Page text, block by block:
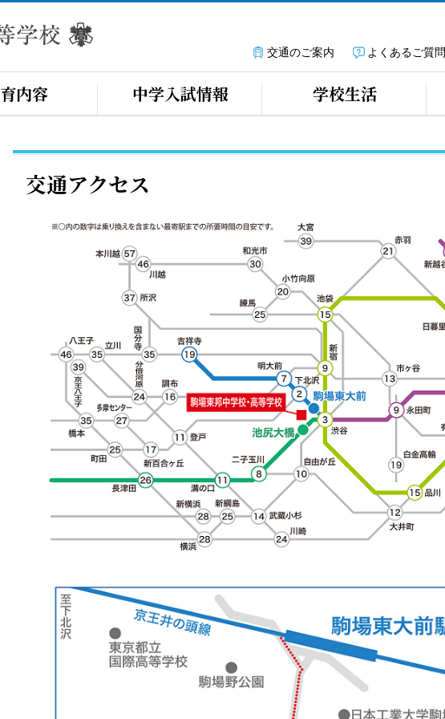
交通のご案内 よくあるご質問
内容 中学入試情報 学校生活
交通アクセス